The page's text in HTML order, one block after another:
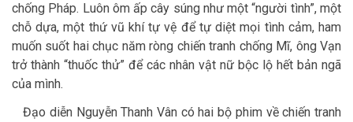
chống Pháp. Luôn ôm ấp cây súng như một “người tình”, một
chỗ dựa, một thứ vũ khí tự vệ để tự diệt mọi tình cảm, ham
muốn suốt hai chục năm ròng chiến tranh chống Mĩ, ông Vạn
trở thành “thuốc thử” để các nhân vật nữ bộc lộ hết bản ngã
của mình.
Đạo diễn Nguyễn Thanh Vân có hai bộ phim về chiến tranh